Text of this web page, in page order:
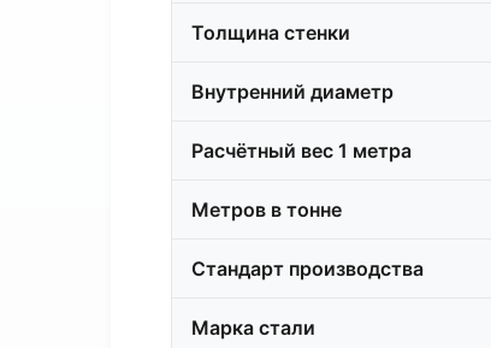
Толщина стенки
Внутренний диаметр
Расчётный вес 1 метра
Метров в тонне
Стандарт производства
Марка стали